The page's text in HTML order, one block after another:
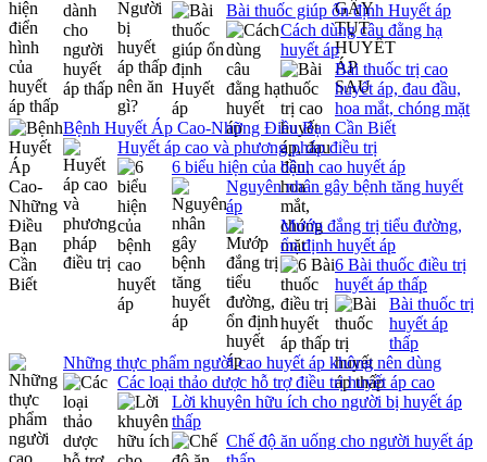
Bài thuốc giúp ổn định Huyết áp
Cách dùng câu đằng hạ
huyết áp
Bài thuốc trị cao
huyết áp, đau đầu,
hoa mắt, chóng mặt
Bệnh Huyết Áp Cao-Những Điều Bạn Cần Biết
Huyết áp cao và phương pháp điều trị
6 biểu hiện của bệnh cao huyết áp
Nguyên nhân gây bệnh tăng huyết
áp
Mướp đắng trị tiểu đường,
ổn định huyết áp
6 Bài thuốc điều trị
huyết áp thấp
Bài thuốc trị
huyết áp
thấp
Những thực phẩm người cao huyết áp không nên dùng
Các loại thảo dược hỗ trợ điều trị huyết áp cao
Lời khuyên hữu ích cho người bị huyết áp
thấp
Chế độ ăn uống cho người huyết áp